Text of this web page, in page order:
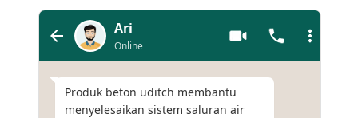
Ari
Online
Produk beton uditch membantu
menyelesaikan sistem saluran air